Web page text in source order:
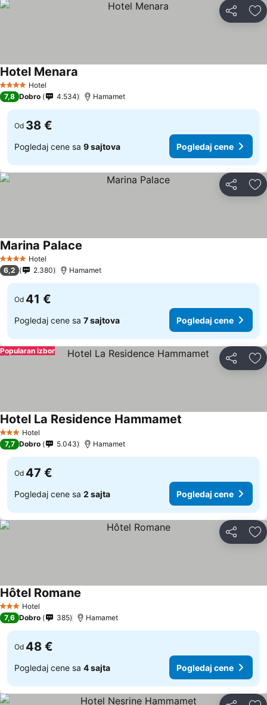
Deli
4 ZvezdiceHotel
Hotel Menara
7,8 Dobro 4.534 Hamamet
Od 38 €
Pogledaj cene sa 9 sajtova Pogledaj cene
Deli
4 ZvezdiceHotel
Marina Palace
6,2 2.380 Hamamet
Od 41 €
Pogledaj cene sa 7 sajtova Pogledaj cene
Deli
Popularan izbor
3 Zvezdice
Hotel
Hotel La Residence Hammamet
7,7 Dobro 5.043 Hamamet
Od 47 €
Pogledaj cene sa 2 sajta Pogledaj cene
Deli
3 Zvezdice
Hotel
Hôtel Romane
7,6 Dobro 385 Hamamet
Od 48 €
Pogledaj cene sa 4 sajta Pogledaj cene